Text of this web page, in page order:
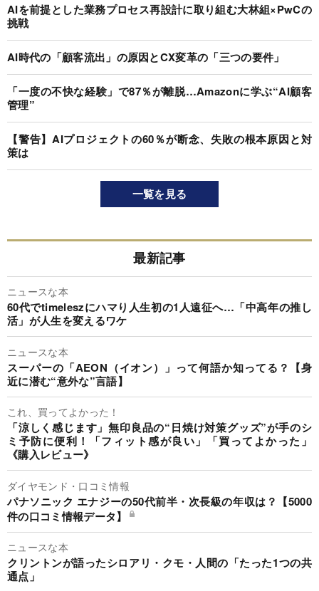
AIを前提とした業務プロセス再設計に取り組む大林組×PwCの
挑戦
AI時代の「顧客流出」の原因とCX変革の「三つの要件」
「一度の不快な経験」で87％が離脱…Amazonに学ぶ“AI顧客
管理”
【警告】AIプロジェクトの60％が断念、失敗の根本原因と対
策は
一覧を見る
最新記事
ニュースな本
60代でtimeleszにハマり人生初の1人遠征へ…「中高年の推し
活」が人生を変えるワケ
ニュースな本
スーパーの「AEON（イオン）」って何語か知ってる？【身
近に潜む“意外な”言語】
これ、買ってよかった！
「涼しく感じます」無印良品の“日焼け対策グッズ”が手のシ
ミ予防に便利！「フィット感が良い」「買ってよかった」
《購入レビュー》
ダイヤモンド・口コミ情報
パナソニック エナジーの50代前半・次長級の年収は？【5000
件の口コミ情報データ】
ニュースな本
クリントンが語ったシロアリ・クモ・人間の「たった1つの共
通点」